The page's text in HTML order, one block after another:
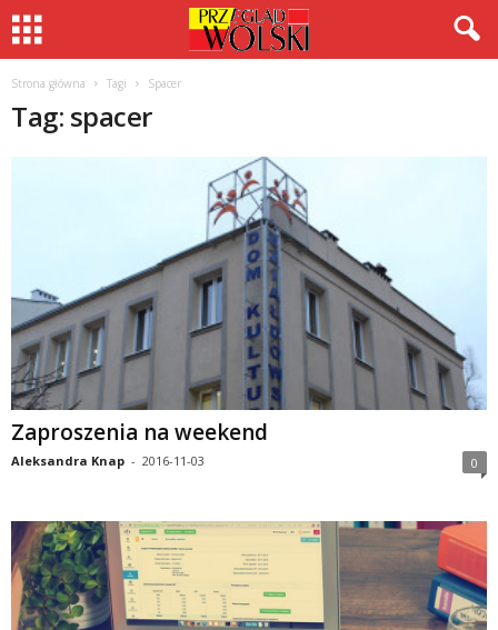
Strona główna Tagi Spacer
Tag: spacer
Zaproszenia na weekend
Aleksandra Knap - 2016-11-03 0